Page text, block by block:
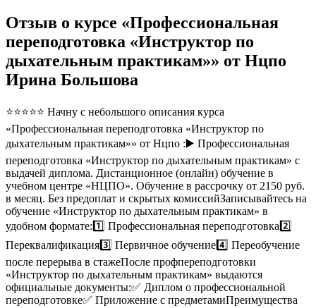
Отзыв о курсе «Профессиональная
переподготовка «Инструктор по
дыхательным практикам»» от Нцпо
Ирина Большова
⭐⭐⭐⭐⭐ Начну с небольшого описания курса
«Профессиональная переподготовка «Инструктор по
дыхательным практикам»» от Нцпо :▶️ Профессиональная
переподготовка «Инструктор по дыхательным практикам» с
выдачей диплома. Дистанционное (онлайн) обучение в
учебном центре «НЦПО». Обучение в рассрочку от 2150 руб.
в месяц. Без предоплат и скрытых комиссийЗаписывайтесь на
обучение «Инструктор по дыхательным практикам» в
удобном формате:1️⃣ Профессиональная переподготовка2️⃣
Переквалификация3️⃣ Первичное обучение4️⃣ Переобучение
после перерыва в стажеПосле профпереподготовки
«Инструктор по дыхательным практикам» выдаются
официальные документы:✅ Диплом о профессиональной
переподготовке✅ Приложение с предметамиПреимущества